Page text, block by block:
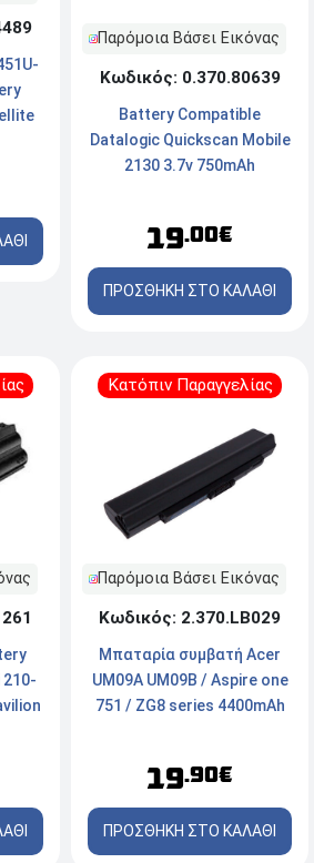
M70/M45/M105
Παρόμοια Βάσει Εικόνας
Κωδικός: 0.370.80639
Battery Compatible
Datalogic Quickscan Mobile
2130 3.7v 750mAh
19.00€
ΠΡΟΣΘΗΚΗ ΣΤΟ ΚΑΛΑΘΙ
Κατόπιν Παραγγελίας
Παρόμοια Βάσει Εικόνας
Κωδικός: 2.370.LB029
Μπαταρία συμβατή Acer
UM09A UM09B / Aspire one
751 / ZG8 series 4400mAh
19.90€
ΠΡΟΣΘΗΚΗ ΣΤΟ ΚΑΛΑΘΙ